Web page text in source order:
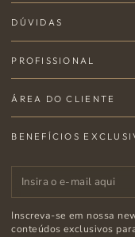
DÚVIDAS
PROFISSIONAL
ÁREA DO CLIENTE
BENEFÍCIOS
Insira
o
e-
Inscreva-se em nossa
conteúdos exclusivos